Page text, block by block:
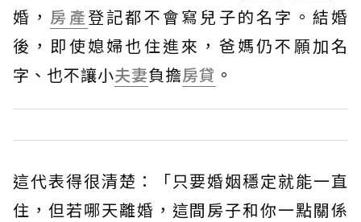
婚， 房產登記都不會寫兒子的名字。結婚
後，即使媳婦也住進來，爸媽仍不願加名
字、也不讓小夫妻負擔房貸 。
這代表得很清楚：「只要婚姻穩定就能一直
住，但若哪天離婚，這間房子和你一點關係